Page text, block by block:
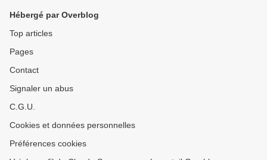
Hébergé par Overblog
Top articles
Pages
Contact
Signaler un abus
C.G.U.
Cookies et données personnelles
Préférences cookies